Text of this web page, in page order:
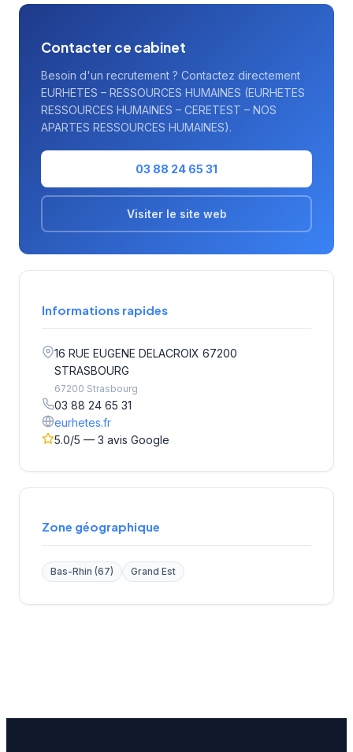
Contacter ce cabinet
Besoin d'un recrutement ? Contactez directement
EURHETES – RESSOURCES HUMAINES (EURHETES
RESSOURCES HUMAINES – CERETEST – NOS
APARTES RESSOURCES HUMAINES).
03 88 24 65 31
Visiter le site web
Informations rapides
16 RUE EUGENE DELACROIX 67200
STRASBOURG
67200 Strasbourg
03 88 24 65 31
eurhetes.fr
5.0/5 — 3 avis Google
Zone géographique
Bas-Rhin (67) Grand Est